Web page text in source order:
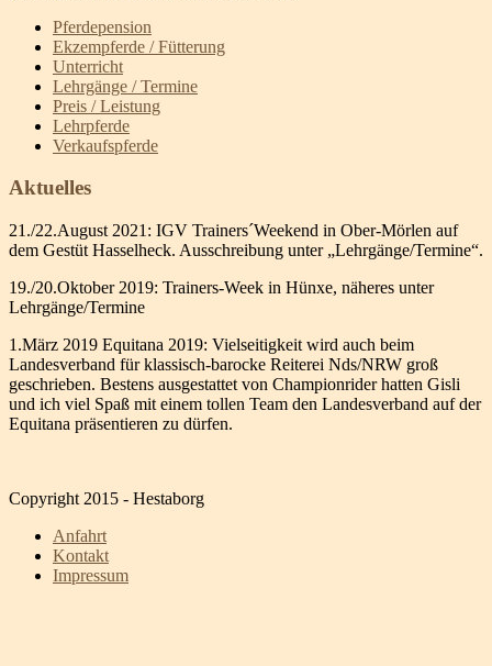
Pferdepension
Ekzempferde / Fütterung
Unterricht
Lehrgänge / Termine
Preis / Leistung
Lehrpferde
Verkaufspferde
Aktuelles
21./22.August 2021: IGV Trainers´Weekend in Ober-Mörlen auf
dem Gestüt Hasselheck. Ausschreibung unter „Lehrgänge/Termine“.
19./20.Oktober 2019: Trainers-Week in Hünxe, näheres unter
Lehrgänge/Termine
1.März 2019 Equitana 2019: Vielseitigkeit wird auch beim
Landesverband für klassisch-barocke Reiterei Nds/NRW groß
geschrieben. Bestens ausgestattet von Championrider hatten Gisli
und ich viel Spaß mit einem tollen Team den Landesverband auf der
Equitana präsentieren zu dürfen.
Copyright 2015 - Hestaborg
Anfahrt
Kontakt
Impressum